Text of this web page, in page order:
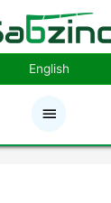
فهرست
اصلی
English